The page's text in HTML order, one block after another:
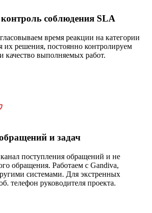
соблюдения SLA
время реакции на категории
их решения, постоянно контролируем
качество выполняемых работ.
и задач
поступления обращений и не
обращения. Работаем с Gandiva,
системами. Для экстренных
телефон руководителя проекта.